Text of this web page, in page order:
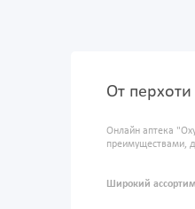
От перхоти
Онлайн аптека
преимуществами,
Широкий